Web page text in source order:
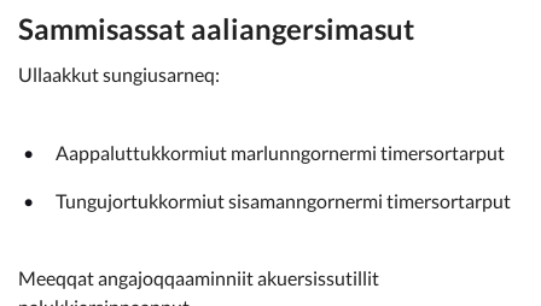
Sammisassat aaliangersimasut
Ullaakkut sungiusarneq:
Aappaluttukkormiut marlunngornermi timersortarput
Tungujortukkormiut sisamanngornermi timersortarput
Meeqqat angajoqqaaminniit akuersissutillit